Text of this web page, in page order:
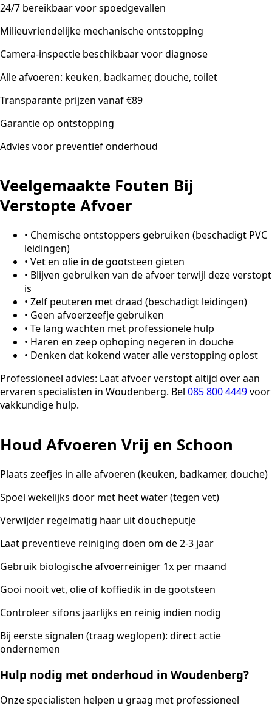
24/7 bereikbaar voor spoedgevallen
Milieuvriendelijke mechanische ontstopping
Camera-inspectie beschikbaar voor diagnose
Alle afvoeren: keuken, badkamer, douche, toilet
Transparante prijzen vanaf €89
Garantie op ontstopping
Advies voor preventief onderhoud
Veelgemaakte Fouten Bij
Verstopte Afvoer
• Chemische ontstoppers gebruiken (beschadigt PVC
leidingen)
• Vet en olie in de gootsteen gieten
• Blijven gebruiken van de afvoer terwijl deze verstopt
is
• Zelf peuteren met draad (beschadigt leidingen)
• Geen afvoerzeefje gebruiken
• Te lang wachten met professionele hulp
• Haren en zeep ophoping negeren in douche
• Denken dat kokend water alle verstopping oplost
Professioneel advies: Laat afvoer verstopt altijd over aan
ervaren specialisten in Woudenberg. Bel 085 800 4449voor
vakkundige hulp.
Houd Afvoeren Vrij en Schoon
Plaats zeefjes in alle afvoeren (keuken, badkamer, douche)
Spoel wekelijks door met heet water (tegen vet)
Verwijder regelmatig haar uit doucheputje
Laat preventieve reiniging doen om de 2-3 jaar
Gebruik biologische afvoerreiniger 1x per maand
Gooi nooit vet, olie of koffiedik in de gootsteen
Controleer sifons jaarlijks en reinig indien nodig
Bij eerste signalen (traag weglopen): direct actie
ondernemen
Hulp nodig met onderhoud in Woudenberg?
Onze specialisten helpen u graag met professioneel